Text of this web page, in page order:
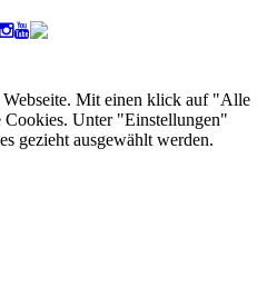
Mit einen klick auf "Alle
Unter "Einstellungen"
gezieht ausgewählt werden.